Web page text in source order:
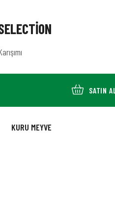
SATIN AL
KURU MEYVE